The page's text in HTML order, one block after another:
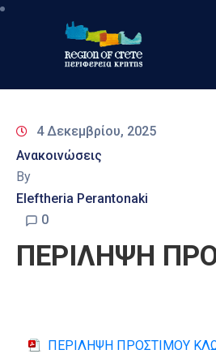
Περιφέρεια
&
Δράσεις
Ψηφιακές
4 Δεκεμβρίου, 2025
Ανακοινώσεις
By
Eleftheria Perantonaki
0
ΠΕΡΙΛΗΨΗ
ΠΕΡΙΛΗΨΗ ΠΡΟΣΤΙΜΟΥ